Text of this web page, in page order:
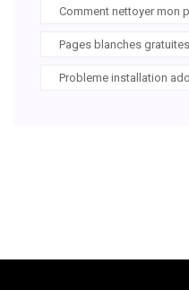
Comment nettoyer mon
Pages blanches
Probleme installation